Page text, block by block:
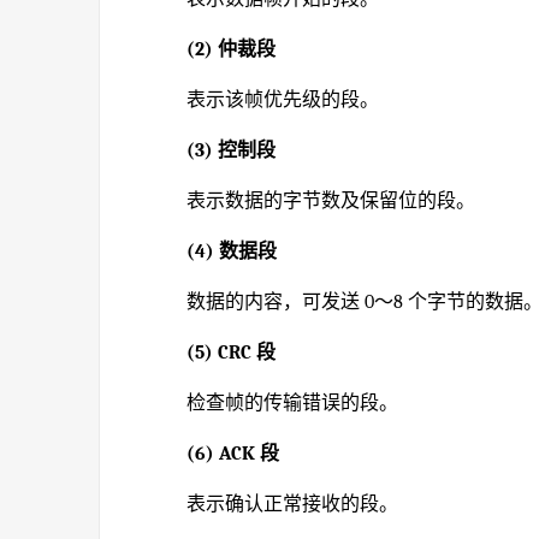
(2) 仲裁段
表示该帧优先级的段。
(3) 控制段
表示数据的字节数及保留位的段。
(4) 数据段
数据的内容，可发送 0～8 个字节的数据
(5) CRC 段
检查帧的传输错误的段。
(6) ACK 段
表示确认正常接收的段。